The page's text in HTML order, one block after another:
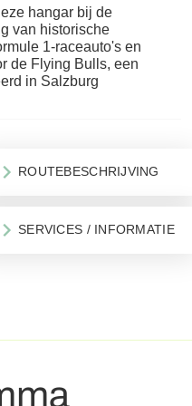
hangar bij de
van historische
1-raceauto's en
de Flying Bulls, een
in Salzburg
ROUTEBESCHRIJVING
SERVICES / INFORMATIE